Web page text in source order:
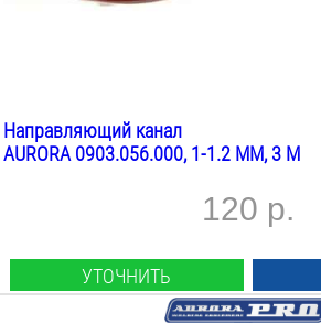
Направляющий канал
AURORA 0903.056.000, 1-1.2 ММ, 3 М
120 р.
УТОЧНИТЬ